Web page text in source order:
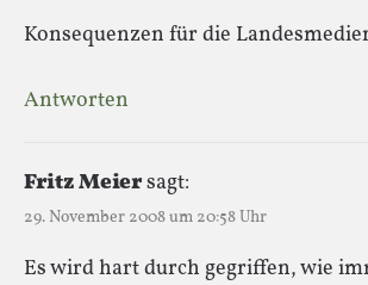
Konsequenzen für die
Antworten
Fritz Meiersagt:
29. November 2008 um 20:58 Uhr
Es wird hart durch gegriffen, wie